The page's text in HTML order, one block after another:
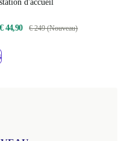
station d'accueil
€ 44,90 € 249 (Nouveau)